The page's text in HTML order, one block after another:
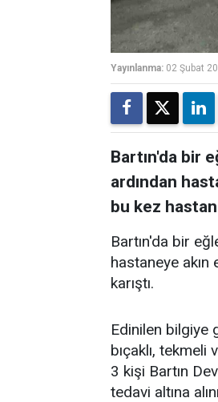
Yayınlanma: 02 Şubat
Bartın'da bir
ardından
bu kez
Bartın'da bir
hastaneye
karıştı.
Edinilen bilgiye
bıçaklı, tekmeli
3 kişi Bartın
tedavi altına